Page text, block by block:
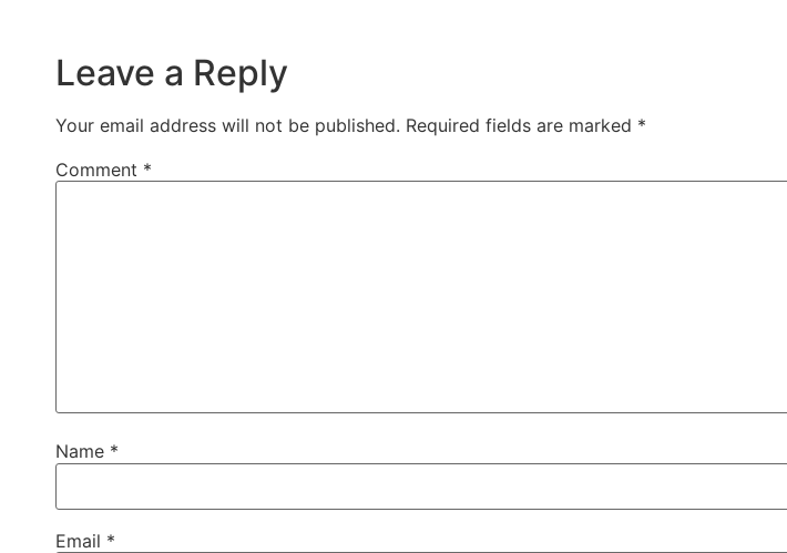
Leave a Reply
Your email address will not be published. Required fields are marked *
Comment *
Name *
Email *